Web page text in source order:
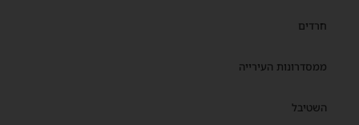
חרדים
ממסדרונות העירייה
השטיבל